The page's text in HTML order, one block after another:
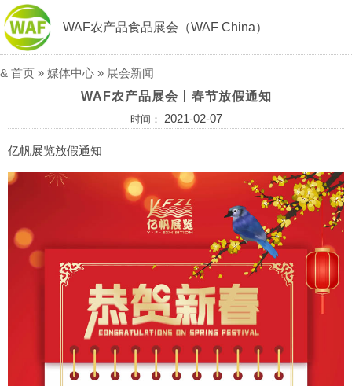
WAF农产品食品展会（WAF China）
& 首页 » 媒体中心 » 展会新闻
WAF农产品展会丨春节放假通知
时间： 2021-02-07
亿帆展览放假通知